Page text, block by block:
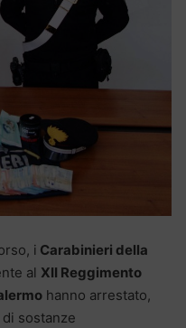
i Carabinieri della
al XII Reggimento
hanno arrestato,
sostanze